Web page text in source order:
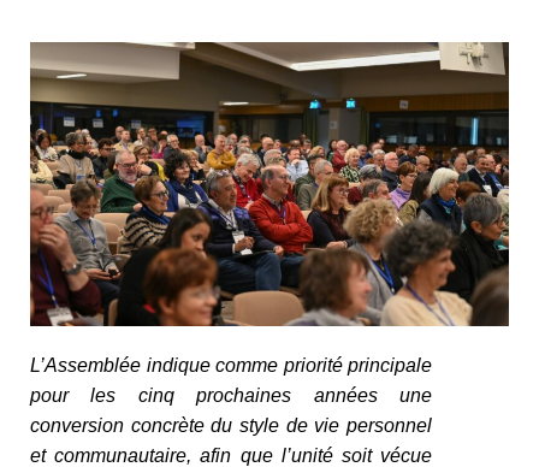
L’Assemblée indique comme priorité principale
pour les cinq prochaines années une
conversion concrète du style de vie personnel
et communautaire, afin que l’unité soit vécue